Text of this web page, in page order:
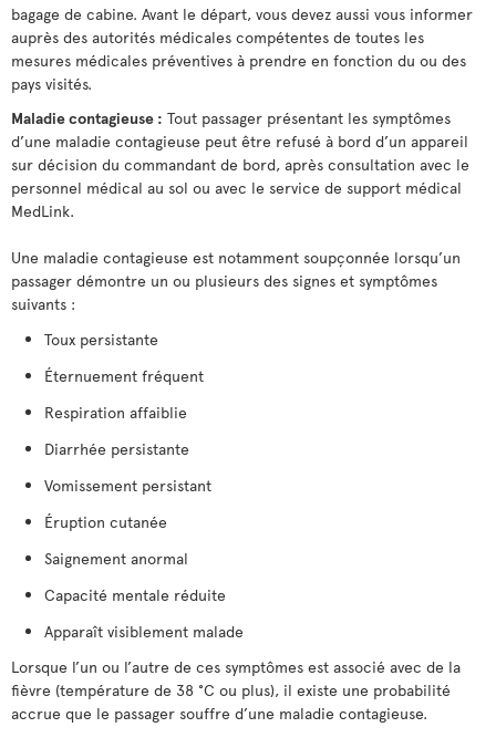
bagage de cabine. Avant le départ, vous devez aussi vous informer
auprès des autorités médicales compétentes de toutes les
mesures médicales préventives à prendre en fonction du ou des
pays visités.
Maladie contagieuse : Tout passager présentant les symptômes
d’une maladie contagieuse peut être refusé à bord d’un appareil
sur décision du commandant de bord, après consultation avec le
personnel médical au sol ou avec le service de support médical
MedLink.
Une maladie contagieuse est notamment soupçonnée lorsqu’un
passager démontre un ou plusieurs des signes et symptômes
suivants :
Toux persistante
Éternuement fréquent
Respiration affaiblie
Diarrhée persistante
Vomissement persistant
Éruption cutanée
Saignement anormal
Capacité mentale réduite
Apparaît visiblement malade
Lorsque l’un ou l’autre de ces symptômes est associé avec de la
fièvre (température de 38 °C ou plus), il existe une probabilité
accrue que le passager souffre d’une maladie contagieuse.